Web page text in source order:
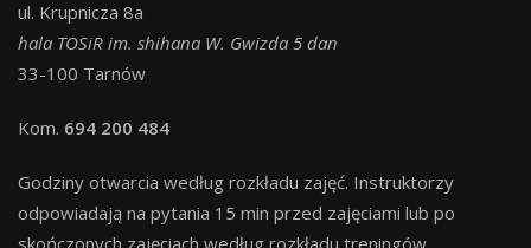
ul. Krupnicza 8a
hala TOSiR im. shihana W. Gwizda 5 dan
33-100 Tarnów
Kom. 694 200 484
Godziny otwarcia według rozkładu zajęć. Instruktorzy
odpowiadają na pytania 15 min przed zajęciami lub po
skończonych zajęciach według rozkładu treningów.